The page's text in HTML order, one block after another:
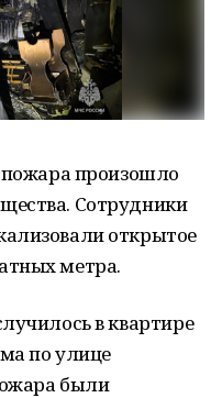
пожара произошло
Сотрудники
открытое
метра.
в квартире
по улице
были